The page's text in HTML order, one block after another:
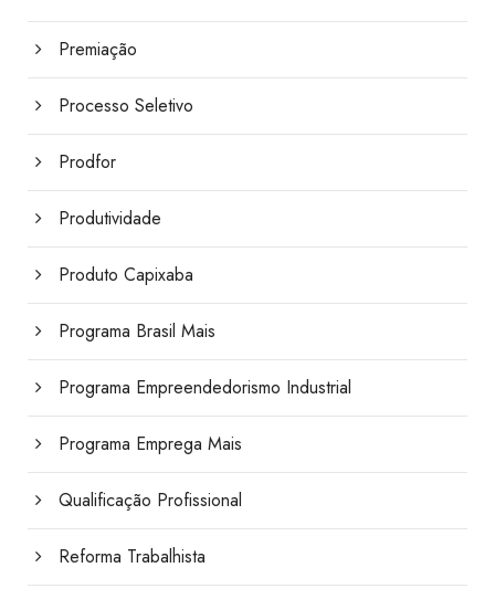
Premiação
Processo Seletivo
Prodfor
Produtividade
Produto Capixaba
Programa Brasil Mais
Programa Empreendedorismo Industrial
Programa Emprega Mais
Qualificação Profissional
Reforma Trabalhista